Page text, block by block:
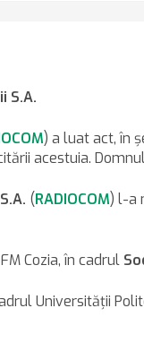
S.A.
) a luat act, în
acestuia.
(RADIOCOM) l-a
Cozia, în cadrul
Universităţii